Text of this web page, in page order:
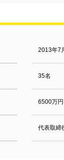
2013年7
35名
6500万円
代表取